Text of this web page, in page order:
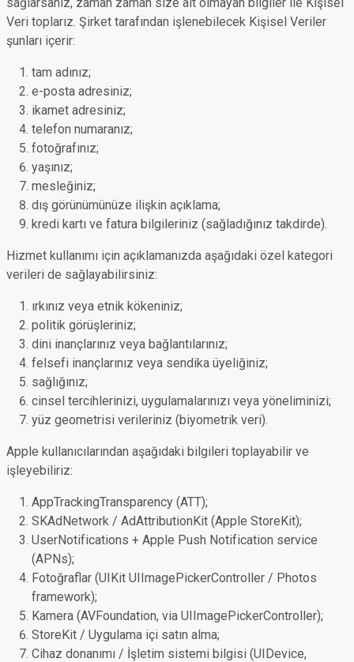
Veri toplarız. Şirket tarafından işlenebilecek Kişisel Veriler
şunları içerir:
tam adınız;
e-posta adresiniz;
ikamet adresiniz;
telefon numaranız;
fotoğrafınız;
yaşınız;
mesleğiniz;
dış görünümünüze ilişkin açıklama;
kredi kartı ve fatura bilgileriniz (sağladığınız takdirde).
Hizmet kullanımı için açıklamanızda aşağıdaki özel kategori
verileri de sağlayabilirsiniz:
ırkınız veya etnik kökeniniz;
politik görüşleriniz;
dini inançlarınız veya bağlantılarınız;
felsefi inançlarınız veya sendika üyeliğiniz;
sağlığınız;
cinsel tercihlerinizi, uygulamalarınızı veya yöneliminizi;
yüz geometrisi verileriniz (biyometrik veri).
Apple kullanıcılarından aşağıdaki bilgileri toplayabilir ve
işleyebiliriz:
AppTrackingTransparency (ATT);
SKAdNetwork / AdAttributionKit (Apple StoreKit);
UserNotifications + Apple Push Notification service
(APNs);
Fotoğraflar (UIKit UIImagePickerController / Photos
framework);
Kamera (AVFoundation, via UIImagePickerController);
StoreKit / Uygulama içi satın alma;
Cihaz donanımı / İşletim sistemi bilgisi (UIDevice,